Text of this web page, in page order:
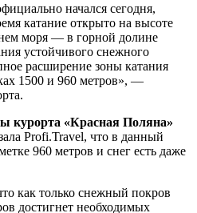
начался сегодня,
катание открыто на высоте
моря — в горной долине
устойчивого снежного
расширение зоны катания
1500 и 960 метров», —
курорта «Красная Поляна»
Profi.Travel, что в данный
960 метров и снег есть даже
как только снежный покров
достигнет необходимых